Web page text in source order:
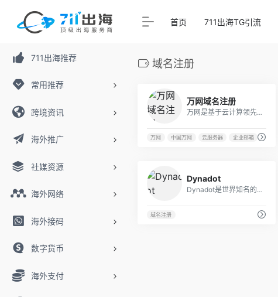
711出海推荐
常用推荐
跨境资讯
海外推广
社媒资源
海外网络
海外接码
数字货币
海外支付
首页 711出海TG引流
域名注册
万网域名注册
万网是基于云计算领先的互联网应用服务提供商，阿里云旗下品牌,是中国最大的域名注册服务提供商，中国虚拟主机服务的开创者，中国企业邮箱服务的领先者和中国网站建设服务的创新者
万网 中国万网 云服务器 企业邮箱
Dynadot
Dynadot是世界知名的顶级域名注册商之一,总部坐落于旧金山“硅谷”。
域名注册